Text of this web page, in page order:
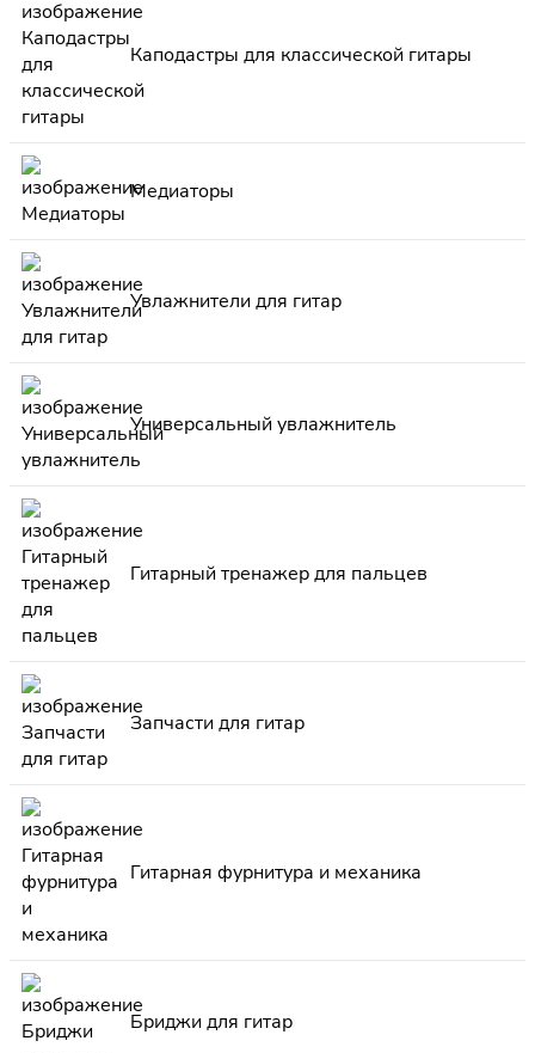
Каподастры для классической гитары
Медиаторы
Увлажнители для гитар
Универсальный увлажнитель
Гитарный тренажер для пальцев
Запчасти для гитар
Гитарная фурнитура и механика
Бриджи для гитар